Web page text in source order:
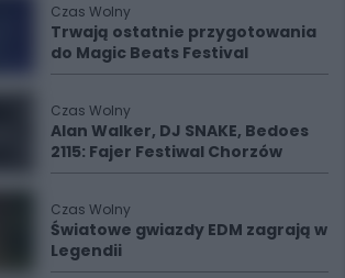
Czas Wolny
Trwają ostatnie przygotowania
do Magic Beats Festival
Czas Wolny
Alan Walker, DJ SNAKE, Bedoes
2115: Fajer Festiwal Chorzów
Czas Wolny
Światowe gwiazdy EDM zagrają w
Legendii